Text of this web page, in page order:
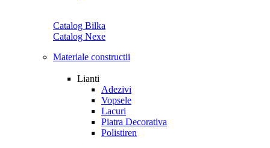
Catalog Bilka
Catalog Nexe
Materiale constructii
Lianti
Adezivi
Vopsele
Lacuri
Piatra Decorativa
Polistiren